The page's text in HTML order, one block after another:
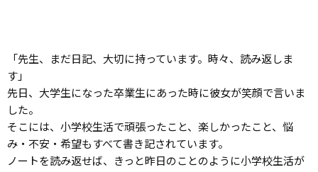
「先生、まだ日記、大切に持っています。時々、読み返しま
す」
先日、大学生になった卒業生にあった時に彼女が笑顔で言いま
した。
そこには、小学校生活で頑張ったこと、楽しかったこと、悩
み・不安・希望もすべて書き記されています。
ノートを読み返せば、きっと昨日のことのように小学校生活が